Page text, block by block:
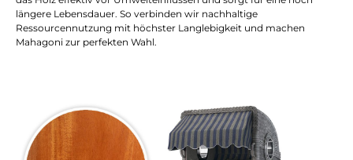
längere Lebensdauer. So verbinden wir nachhaltige
Ressourcennutzung mit höchster Langlebigkeit und machen
Mahagoni zur perfekten Wahl.